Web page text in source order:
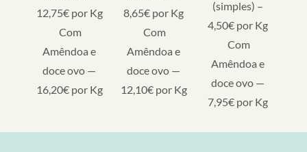
12,75€ por Kg
Com
Amêndoa e
doce ovo —
16,20€ por Kg
8,65€ por Kg
Com
Amêndoa e
doce ovo —
12,10€ por Kg
(simples) –
4,50€ por Kg
Com
Amêndoa e
doce ovo —
7,95€ por Kg